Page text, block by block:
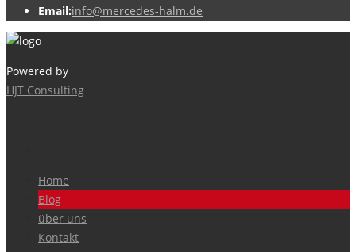
Email:info@mercedes-halm.de
Powered by
HJT Consulting
Home
Blog
über uns
Kontakt